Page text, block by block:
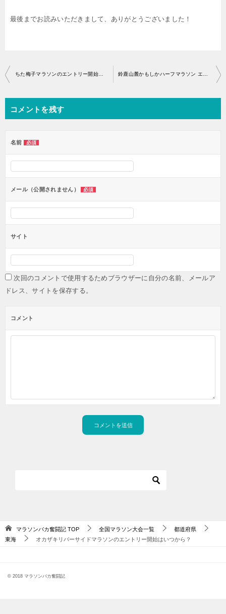
最後までお読みいただきまして、ありがとうございました！
投
稿
ナ
ビ
シ
ョ
ン
ちた梅子マラソンのエントリー開始はいつから？ 鈴鹿山麓かもしかハーフマラソン エントリー開始・アクセス
コメントを残す
名前 必須
メール（公開されません） 必須
サイト
次回のコメントで使用するためブラウザーに自分の名前、メールア
ドレス、サイトを保存する。
コメント
マラソンバカ奮闘記 TOP 全国マラソン大会一覧
都道府県
東海
オカザキリバーサイドマラソンのエントリー開始はいつから？
© 2018 マラソンバカ奮闘記